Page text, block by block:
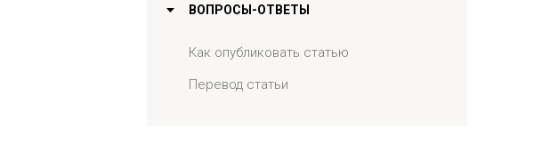
ВОПРОСЫ-ОТВЕТЫ
Как опубликовать статью
Перевод статьи